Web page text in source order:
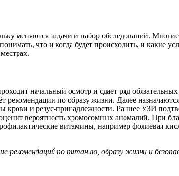
меняются задачи и набор обследований.
что и когда будет происходить, и какие
начальный осмотр и сдает ряд
рекомендации по образу жизни. Далее
крови и резус‑принадлежности. Раннее УЗИ
вероятность хромосомных аномалий. При
витамины, например фолиевая
по питанию, образу жизни и